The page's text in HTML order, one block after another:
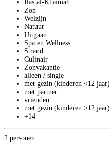
Ras al-Khaimah
Zon
Welzijn
Natuur
Uitgaan
Spa en Wellness
Strand
Culinair
Zonvakantie
alleen / single
met gezin (kinderen <12 jaar)
met partner
vrienden
met gezin (kinderen >12 jaar)
+14
2 personen